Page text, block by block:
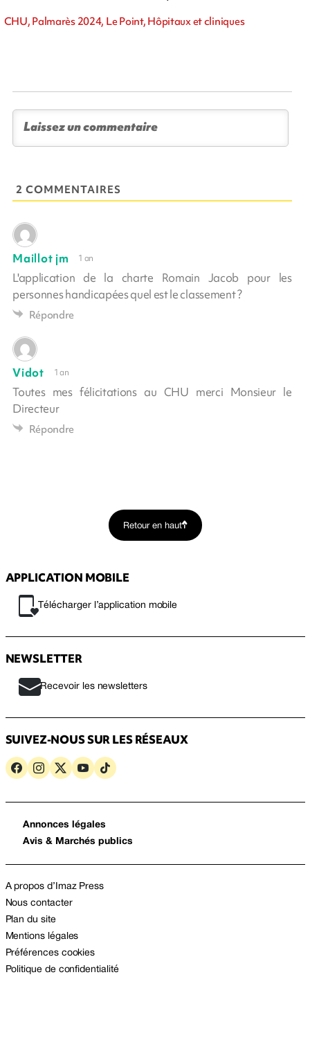
CHU, Palmarès 2024, Le Point, Hôpitaux et cliniques
2 COMMENTAIRES
Maillot jm 1 an
L'application de la charte Romain Jacob pour les
personnes handicapées quel est le classement ?
Répondre
Vidot 1 an
Toutes mes félicitations au CHU merci Monsieur le
Directeur
Répondre
Retour en haut
APPLICATION MOBILE
Télécharger l’application mobile
NEWSLETTER
Recevoir les newsletters
SUIVEZ-NOUS SUR LES RÉSEAUX
Annonces légales
Avis & Marchés publics
A propos d’Imaz Press
Nous contacter
Plan du site
Mentions légales
Préférences cookies
Politique de confidentialité